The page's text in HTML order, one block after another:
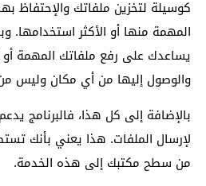
كوسيلة لتخزين ملفاتك والإحتفاظ
المهمة منها أو الأكثر استخدامها.
يساعدك على رفع ملفاتك المهمة أو
والوصول إليها من أي مكان
لإرسال الملفات. هذا يعني بأنك
من سطح مكتبك إلى هذه الخدمة.